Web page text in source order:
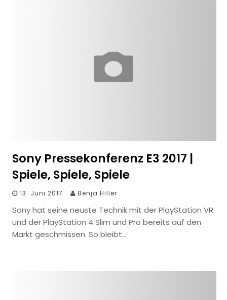
Sony Pressekonferenz E3 2017 |
Spiele, Spiele, Spiele
13. Juni 2017 Benja Hiller
Sony hat seine neuste Technik mit der PlayStation VR
und der PlayStation 4 Slim und Pro bereits auf den
Markt geschmissen. So bleibt…